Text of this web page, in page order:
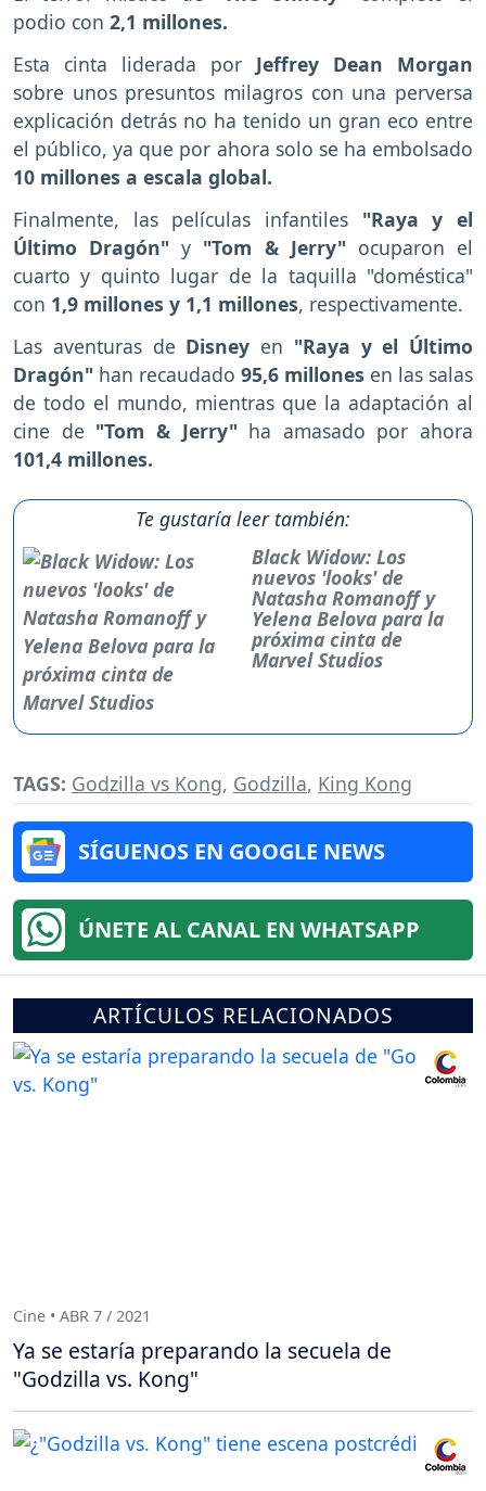
podio con 2,1 millones.
Esta cinta liderada por Jeffrey Dean Morgan
sobre unos presuntos milagros con una perversa
explicación detrás no ha tenido un gran eco entre
el público, ya que por ahora solo se ha embolsado
10 millones a escala global.
Finalmente, las películas infantiles "Raya y el
Último Dragón" y "Tom & Jerry" ocuparon el
cuarto y quinto lugar de la taquilla "doméstica"
con 1,9 millones y 1,1 millones, respectivamente.
Las aventuras de Disney en "Raya y el Último
Dragón" han recaudado 95,6 millones en las salas
de todo el mundo, mientras que la adaptación al
cine de "Tom & Jerry" ha amasado por ahora
101,4 millones.
Te gustaría leer también:
Black Widow: Los
nuevos 'looks' de
Natasha Romanoff y
Yelena Belova para la
próxima cinta de
Marvel Studios
TAGS: Godzilla vs Kong, Godzilla, King Kong
SÍGUENOS EN GOOGLE NEWS
ÚNETE AL CANAL EN WHATSAPP
ARTÍCULOS RELACIONADOS
Cine • ABR 7 / 2021
Ya se estaría preparando la secuela de
"Godzilla vs. Kong"